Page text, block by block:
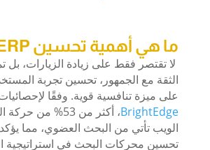
ما هي أهمية تحسين SERP؟
لا تقتصر فقط على زيادة الزيارات، بل
الثقة مع الجمهور، تحسين تجربة
على ميزة تنافسية قوية. وفقًا
BrightEdge
، أكثر من 53% من
الويب تأتي من البحث العضوي، مما
تحسين محركات البحث في استراتيجية